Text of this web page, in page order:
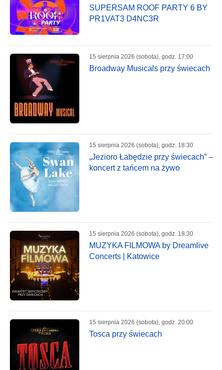
SUPERSAM ROOF PARTY 6 BY
PR1VAT3 D4NC3R
15 sierpnia 2026 (sobota), godz. 17:00
Broadway Musicals przy świecach
15 sierpnia 2026 (sobota), godz. 18:30
„Jezioro Łabędzie przy świecach” –
koncert z tańcem na żywo
15 sierpnia 2026 (sobota), godz. 18:30
MUZYKA FILMOWA by Dreamlive
Concerts | Katowice
15 sierpnia 2026 (sobota), godz. 20:00
Tosca przy świecach